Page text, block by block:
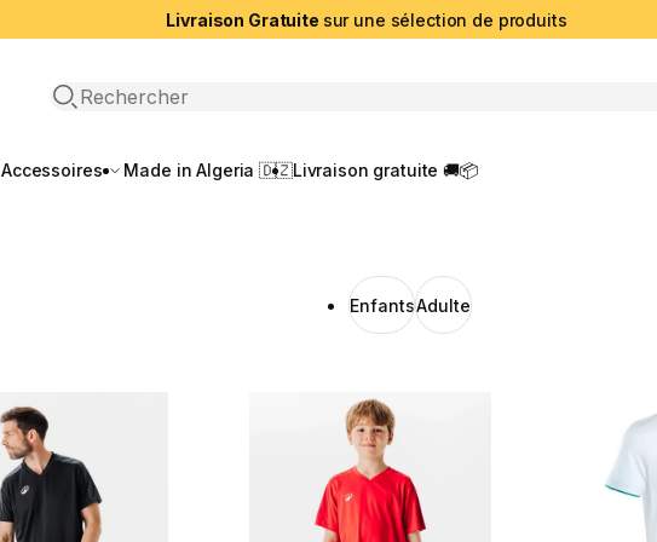
Livraison Gratuite sur une sélection de produits
Recherche ouverte
Accessoires Made in Algeria 🇩🇿Livraison gratuite 🚚📦
EnfantsAdulte